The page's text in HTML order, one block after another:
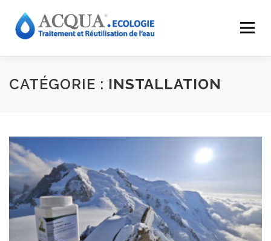
Menu
RESSOURCES ACQUA-SHOP
CATÉGORIE : INSTALLATION